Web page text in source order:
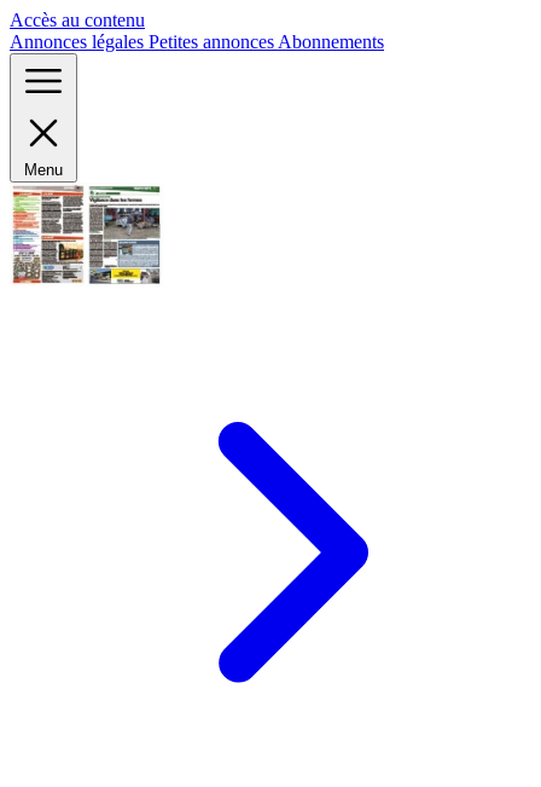
Accès au contenu
Annonces légales Petites annonces Abonnements
Menu
Panneau de gestion des cookies